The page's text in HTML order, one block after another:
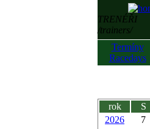
TRENÉŘI
/trainers/
Termíny
Racedays
rok S
2026
7